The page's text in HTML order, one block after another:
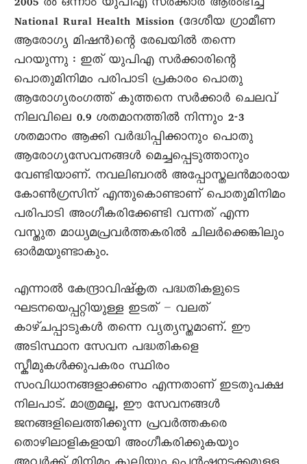
2005 ൽ ഒന്നാം യുപിഎ സർക്കാർ ആരംഭിച്ച
National Rural Health Mission (ദേശീയ ഗ്രാമീണ
ആരോഗ്യ മിഷൻ)ന്റെ രേഖയിൽ തന്നെ
പറയുന്നു : ഇത് യുപിഎ സർക്കാരിന്റെ
പൊതുമിനിമം പരിപാടി പ്രകാരം പൊതു
ആരോഗ്യരംഗത്ത് കുത്തനെ സർക്കാർ ചെലവ്
നിലവിലെ 0.9 ശതമാനത്തിൽ നിന്നും 2-3
ശതമാനം ആക്കി വർദ്ധിപ്പിക്കാനും പൊതു
ആരോഗ്യസേവനങ്ങൾ മെച്ചപ്പെടുത്താനും
വേണ്ടിയാണ്. നവലിബറൽ അപ്പോസ്തലൻമാരായ
കോൺഗ്രസിന് എന്തുകൊണ്ടാണ് പൊതുമിനിമം
പരിപാടി അംഗീകരിക്കേണ്ടി വന്നത് എന്ന
വസ്തുത മാധ്യമപ്രവർത്തകരിൽ ചിലർക്കെങ്കിലും
ഓർമയുണ്ടാകും.
എന്നാൽ കേന്ദ്രാവിഷ്കൃത പദ്ധതികളുടെ
ഘടനയെപ്പറ്റിയുള്ള ഇടത് – വലത്
കാഴ്ചപ്പാടുകൾ തന്നെ വ്യത്യസ്തമാണ്. ഈ
അടിസ്ഥാന സേവന പദ്ധതികളെ
സ്കീമുകൾക്കുപകരം സ്ഥിരം
സംവിധാനങ്ങളാക്കണം എന്നതാണ് ഇടതുപക്ഷ
നിലപാട്. മാത്രമല്ല, ഈ സേവനങ്ങൾ
ജനങ്ങളിലെത്തിക്കുന്ന പ്രവർത്തകരെ
തൊഴിലാളികളായി അംഗീകരിക്കുകയും